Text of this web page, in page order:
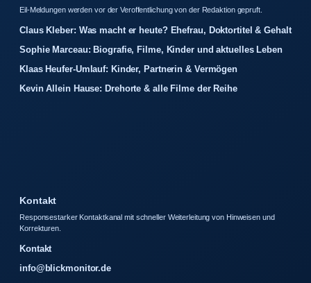
Eil-Meldungen werden vor der Veroffentlichung von der Redaktion gepruft.
Claus Kleber: Was macht er heute? Ehefrau, Doktortitel & Gehalt
Sophie Marceau: Biografie, Filme, Kinder und aktuelles Leben
Klaas Heufer-Umlauf: Kinder, Partnerin & Vermögen
Kevin Allein Hause: Drehorte & alle Filme der Reihe
Kontakt
Responsestarker Kontaktkanal mit schneller Weiterleitung von Hinweisen und
Korrekturen.
Kontakt
info@blickmonitor.de